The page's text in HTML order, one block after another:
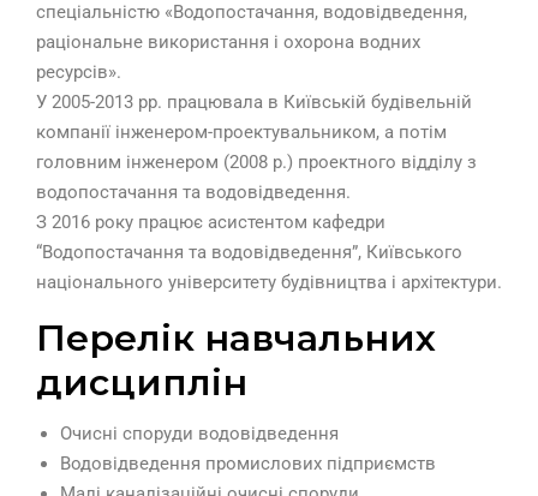
спеціальністю «Водопостачання, водовідведення,
раціональне використання і охорона водних
ресурсів».
У 2005-2013 рр. працювала в Київській будівельній
компанії інженером-проектувальником, а потім
головним інженером (2008 р.) проектного відділу з
водопостачання та водовідведення.
З 2016 року працює асистентом кафедри
“Водопостачання та водовідведення”, Київського
національного університету будівництва і архітектури.
Перелік навчальних
дисциплін
Очисні споруди водовідведення
Водовідведення промислових підприємств